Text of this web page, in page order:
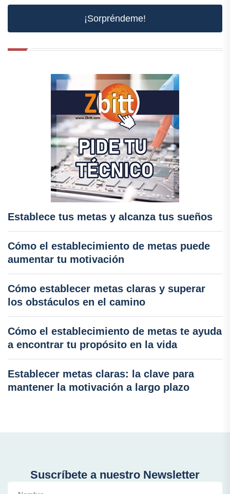
¡Sorpréndeme!
Establece tus metas y alcanza tus sueños
Cómo el establecimiento de metas puede
aumentar tu motivación
Cómo establecer metas claras y superar
los obstáculos en el camino
Cómo el establecimiento de metas te ayuda
a encontrar tu propósito en la vida
Establecer metas claras: la clave para
mantener la motivación a largo plazo
Suscríbete a nuestro Newsletter